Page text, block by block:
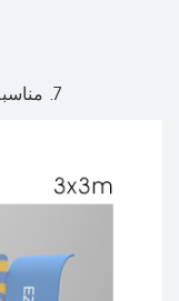
7. مناسبة للاستخدام في البيئات التجارية، المساحات المكتبية، المعارض، المعارض التجارية، استوديوهات التصوير، الفعاليات الإعلامية وغير ذلك